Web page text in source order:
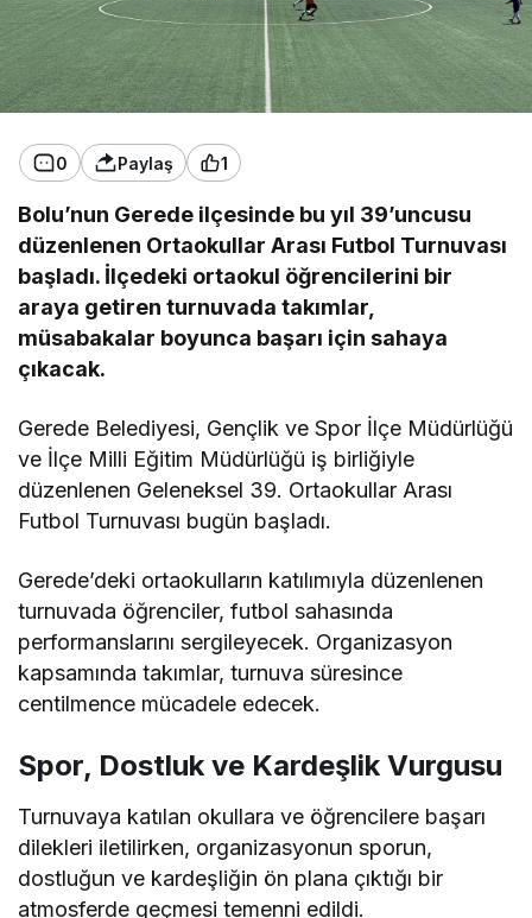
0 Paylaş 1
Bolu’nun Gerede ilçesinde bu yıl 39’uncusu
düzenlenen Ortaokullar Arası Futbol Turnuvası
başladı. İlçedeki ortaokul öğrencilerini bir
araya getiren turnuvada takımlar,
müsabakalar boyunca başarı için sahaya
çıkacak.
Gerede Belediyesi, Gençlik ve Spor İlçe Müdürlüğü
ve İlçe Milli Eğitim Müdürlüğü iş birliğiyle
düzenlenen Geleneksel 39. Ortaokullar Arası
Futbol Turnuvası bugün başladı.
Gerede’deki ortaokulların katılımıyla düzenlenen
turnuvada öğrenciler, futbol sahasında
performanslarını sergileyecek. Organizasyon
kapsamında takımlar, turnuva süresince
centilmence mücadele edecek.
Spor, Dostluk ve Kardeşlik Vurgusu
Turnuvaya katılan okullara ve öğrencilere başarı
dilekleri iletilirken, organizasyonun sporun,
dostluğun ve kardeşliğin ön plana çıktığı bir
atmosferde geçmesi temenni edildi.